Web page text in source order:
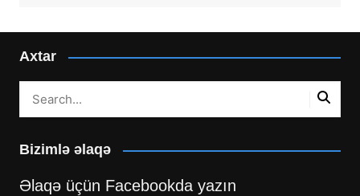
Axtar
Bizimlə əlaqə
Əlaqə üçün Facebookda yazın